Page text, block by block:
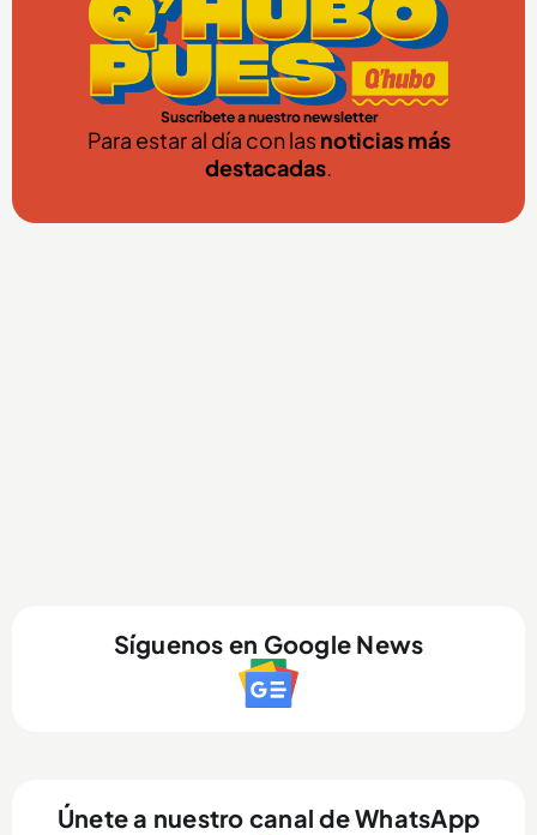
Suscríbete a nuestro newsletter
Para estar al día con lasnoticias más
destacadas.
Síguenos en Google News
Únete a nuestro canal de WhatsApp